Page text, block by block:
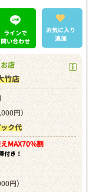
ラインで
問い合わせ
お気に入り
追加
店
竹店
円）
ク代
MAX70%割
付き！
円）